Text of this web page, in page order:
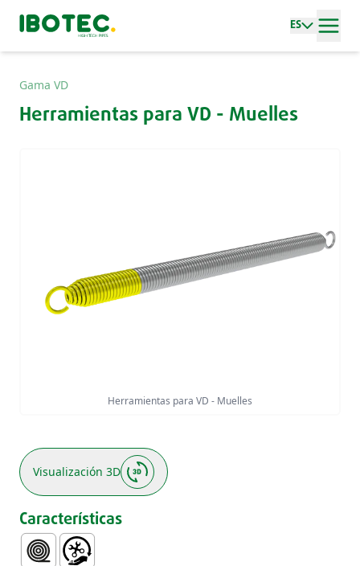
ES
Gama VD
Herramientas para VD - Muelles
Herramientas para VD - Muelles
Visualización 3D
Características